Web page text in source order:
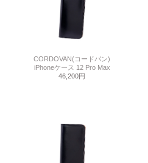
CORDOVAN(コードバン)
iPhoneケース 12 Pro Max
46,200円